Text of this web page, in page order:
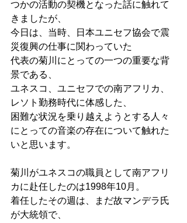
つかの活動の契機となった話に触れて
きましたが、
今日は、当時、日本ユニセフ協会で震
災復興の仕事に関わっていた
代表の菊川にとっての一つの重要な背
景である、
ユネスコ、ユニセフでの南アフリカ、
レソト勤務時代に体感した、
困難な状況を乗り越えようとする人々
にとっての音楽の存在について触れた
いと思います。
菊川がユネスコの職員として南アフリ
カに赴任したのは1998年10月。
着任したその週は、まだ故マンデラ氏
が大統領で、